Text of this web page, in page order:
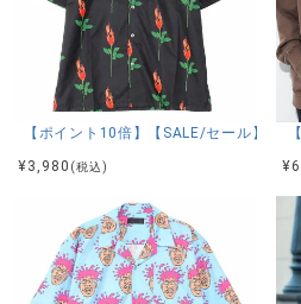
【ポイント10倍】【SALE/セール】
¥3,980 (税込)
¥